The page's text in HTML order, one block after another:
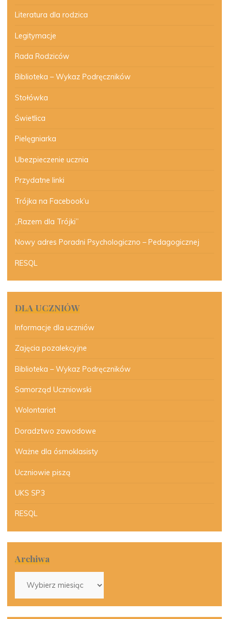
Literatura dla rodzica
Legitymacje
Rada Rodziców
Biblioteka – Wykaz Podręczników
Stołówka
Świetlica
Pielęgniarka
Ubezpieczenie ucznia
Przydatne linki
Trójka na Facebook’u
„Razem dla Trójki”
Nowy adres Poradni Psychologiczno – Pedagogicznej
RESQL
DLA UCZNIÓW
Informacje dla uczniów
Zajęcia pozalekcyjne
Biblioteka – Wykaz Podręczników
Samorząd Uczniowski
Wolontariat
Doradztwo zawodowe
Ważne dla ósmoklasisty
Uczniowie piszą
UKS SP3
RESQL
Archiwa